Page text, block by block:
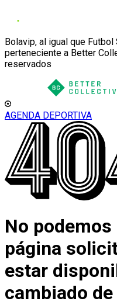
Bolavip, al igual que
perteneciente a Better
reservados
AGENDA DEPORTIVA
No
página
estar
cambiado de